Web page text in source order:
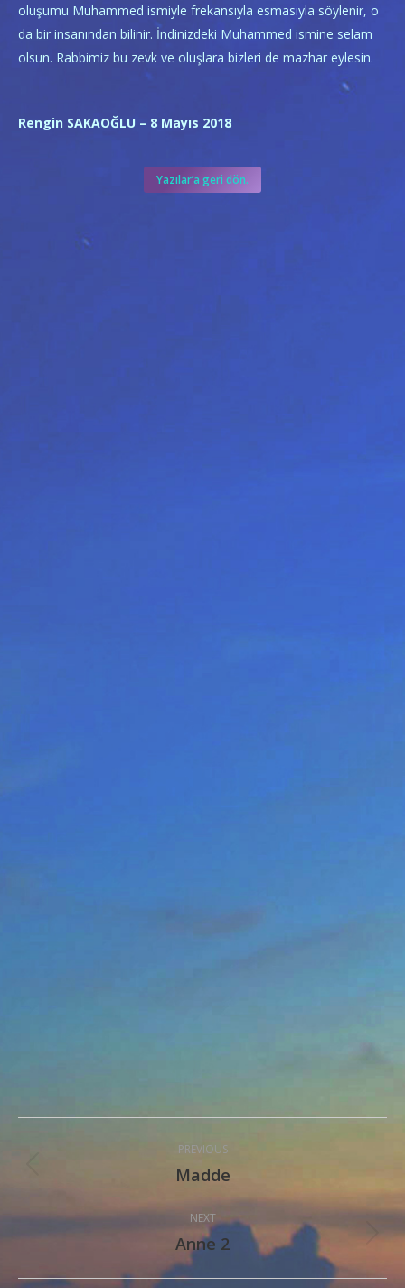
oluşumu Muhammed ismiyle frekansıyla esmasıyla söylenir, o
da bir insanından bilinir. İndinizdeki Muhammed ismine selam
olsun. Rabbimiz bu zevk ve oluşlara bizleri de mazhar eylesin.
Rengin SAKAOĞLU – 8 Mayıs 2018
Yazılar’a geri dön.
navigation
PREVIOUS
Previous
Madde
NEXT
Next
Anne 2